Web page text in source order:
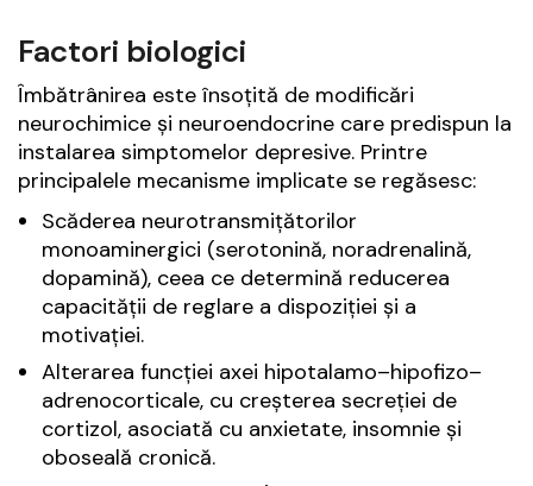
Factori biologici
Îmbătrânirea este însoțită de modificări
neurochimice și neuroendocrine care predispun la
instalarea simptomelor depresive. Printre
principalele mecanisme implicate se regăsesc:
Scăderea neurotransmițătorilor
monoaminergici (serotonină, noradrenalină,
dopamină), ceea ce determină reducerea
capacității de reglare a dispoziției și a
motivației.
Alterarea funcției axei hipotalamo–hipofizo–
adrenocorticale, cu creșterea secreției de
cortizol, asociată cu anxietate, insomnie și
oboseală cronică.